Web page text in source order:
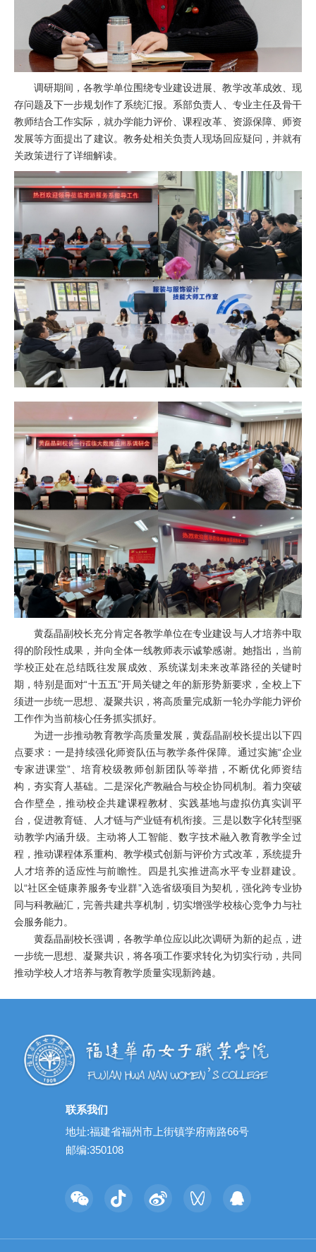
调研期间，各教学单位围绕专业建设进展、教学改革成效、现
存问题及下一步规划作了系统汇报。系部负责人、专业主任及骨干
教师结合工作实际，就办学能力评价、课程改革、资源保障、师资
发展等方面提出了建议。教务处相关负责人现场回应疑问，并就有
关政策进行了详细解读。
黄磊晶副校长充分肯定各教学单位在专业建设与人才培养中取
得的阶段性成果，并向全体一线教师表示诚挚感谢。她指出，当前
学校正处在总结既往发展成效、系统谋划未来改革路径的关键时
期，特别是面对“十五五”开局关键之年的新形势新要求，全校上下
须进一步统一思想、凝聚共识，将高质量完成新一轮办学能力评价
工作作为当前核心任务抓实抓好。
为进一步推动教育教学高质量发展，黄磊晶副校长提出以下四
点要求：一是持续强化师资队伍与教学条件保障。通过实施“企业
专家进课堂”、培育校级教师创新团队等举措，不断优化师资结
构，夯实育人基础。二是深化产教融合与校企协同机制。着力突破
合作壁垒，推动校企共建课程教材、实践基地与虚拟仿真实训平
台，促进教育链、人才链与产业链有机衔接。三是以数字化转型驱
动教学内涵升级。主动将人工智能、数字技术融入教育教学全过
程，推动课程体系重构、教学模式创新与评价方式改革，系统提升
人才培养的适应性与前瞻性。四是扎实推进高水平专业群建设。
以“社区全链康养服务专业群”入选省级项目为契机，强化跨专业协
同与科教融汇，完善共建共享机制，切实增强学校核心竞争力与社
会服务能力。
黄磊晶副校长强调，各教学单位应以此次调研为新的起点，进
一步统一思想、凝聚共识，将各项工作要求转化为切实行动，共同
推动学校人才培养与教育教学质量实现新跨越。
联系我们
地址:福建省福州市上街镇学府南路66号
邮编:350108